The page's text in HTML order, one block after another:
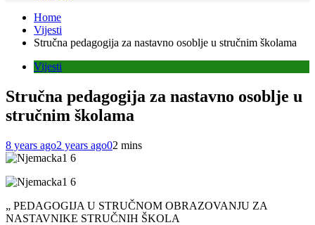
Home
Vijesti
Stručna pedagogija za nastavno osoblje u stručnim školama
Vijesti
Stručna pedagogija za nastavno osoblje u
stručnim školama
8 years ago2 years ago02 mins
„ PEDAGOGIJA U STRUČNOM OBRAZOVANJU ZA
NASTAVNIKE STRUČNIH ŠKOLA